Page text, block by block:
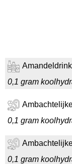
0,1 gram
0,1 gram
0,1 gram